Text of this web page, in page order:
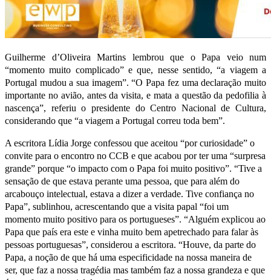
Guilherme d’Oliveira Martins lembrou que o Papa veio num
“momento muito complicado” e que, nesse sentido, “a viagem a
Portugal mudou a sua imagem”. “O Papa fez uma declaração muito
importante no avião, antes da visita, e mata a questão da pedofilia à
nascença”, referiu o presidente do Centro Nacional de Cultura,
considerando que “a viagem a Portugal correu toda bem”.
A escritora Lídia Jorge confessou que aceitou “por curiosidade” o
convite para o encontro no CCB e que acabou por ter uma “surpresa
grande” porque “o impacto com o Papa foi muito positivo”. “Tive a
sensação de que estava perante uma pessoa, que para além do
arcabouço intelectual, estava a dizer a verdade. Tive confiança no
Papa”, sublinhou, acrescentando que a visita papal “foi um
momento muito positivo para os portugueses”. “Alguém explicou ao
Papa que país era este e vinha muito bem apetrechado para falar às
pessoas portuguesas”, considerou a escritora. “Houve, da parte do
Papa, a noção de que há uma especificidade na nossa maneira de
ser, que faz a nossa tragédia mas também faz a nossa grandeza e que